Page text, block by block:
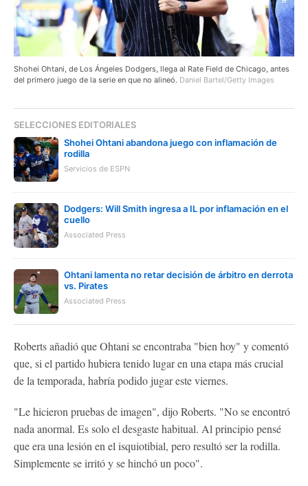
Shohei Ohtani, de Los Ángeles Dodgers, llega al Rate Field de Chicago, antes
del primero juego de la serie en que no alineó. Daniel Bartel/Getty Images
SELECCIONES EDITORIALES
Shohei Ohtani abandona juego con inflamación de
rodilla
Servicios de ESPN
Dodgers: Will Smith ingresa a IL por inflamación en el
cuello
Associated Press
Ohtani lamenta no retar decisión de árbitro en derrota
vs. Pirates
Associated Press
Roberts añadió que Ohtani se encontraba "bien hoy" y comentó
que, si el partido hubiera tenido lugar en una etapa más crucial
de la temporada, habría podido jugar este viernes.
"Le hicieron pruebas de imagen", dijo Roberts. "No se encontró
nada anormal. Es solo el desgaste habitual. Al principio pensé
que era una lesión en el isquiotibial, pero resultó ser la rodilla.
Simplemente se irritó y se hinchó un poco".